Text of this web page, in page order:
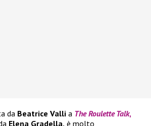
da Beatrice Valli a The Roulette Talk,
Elena Gradella, è molto